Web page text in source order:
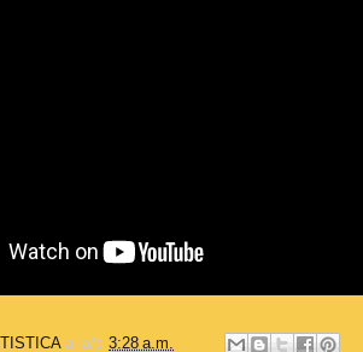
a la/s 3:28 a.m.